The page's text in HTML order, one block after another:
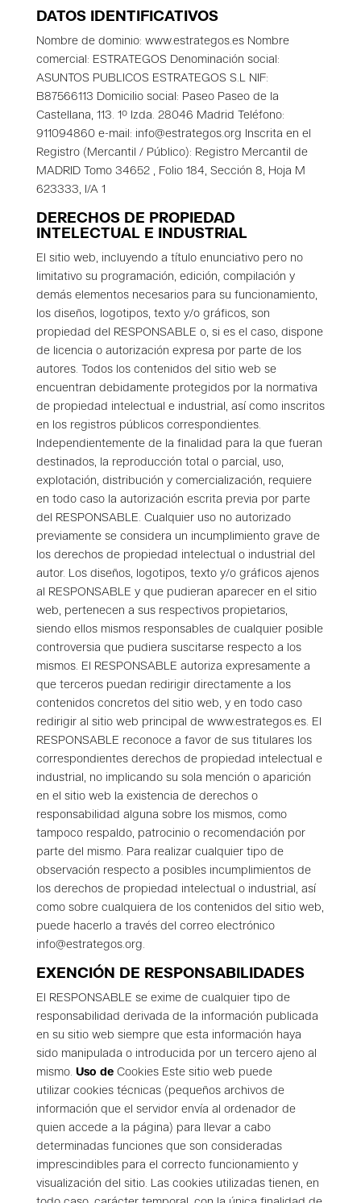
DATOS IDENTIFICATIVOS
Nombre de dominio: www.estrategos.es Nombre
comercial: ESTRATEGOS Denominación social:
ASUNTOS PUBLICOS ESTRATEGOS S.L NIF:
B87566113 Domicilio social: Paseo Paseo de la
Castellana, 113. 1º Izda. 28046 Madrid Teléfono:
911094860 e-mail: info@estrategos.org Inscrita en el
Registro (Mercantil / Público): Registro Mercantil de
MADRID Tomo 34652 , Folio 184, Sección 8, Hoja M
623333, I/A 1
DERECHOS DE PROPIEDAD
INTELECTUAL E INDUSTRIAL
El sitio web, incluyendo a título enunciativo pero no
limitativo su programación, edición, compilación y
demás elementos necesarios para su funcionamiento,
los diseños, logotipos, texto y/o gráficos, son
propiedad del RESPONSABLE o, si es el caso, dispone
de licencia o autorización expresa por parte de los
autores. Todos los contenidos del sitio web se
encuentran debidamente protegidos por la normativa
de propiedad intelectual e industrial, así como inscritos
en los registros públicos correspondientes.
Independientemente de la finalidad para la que fueran
destinados, la reproducción total o parcial, uso,
explotación, distribución y comercialización, requiere
en todo caso la autorización escrita previa por parte
del RESPONSABLE. Cualquier uso no autorizado
previamente se considera un incumplimiento grave de
los derechos de propiedad intelectual o industrial del
autor. Los diseños, logotipos, texto y/o gráficos ajenos
al RESPONSABLE y que pudieran aparecer en el sitio
web, pertenecen a sus respectivos propietarios,
siendo ellos mismos responsables de cualquier posible
controversia que pudiera suscitarse respecto a los
mismos. El RESPONSABLE autoriza expresamente a
que terceros puedan redirigir directamente a los
contenidos concretos del sitio web, y en todo caso
redirigir al sitio web principal de www.estrategos.es. El
RESPONSABLE reconoce a favor de sus titulares los
correspondientes derechos de propiedad intelectual e
industrial, no implicando su sola mención o aparición
en el sitio web la existencia de derechos o
responsabilidad alguna sobre los mismos, como
tampoco respaldo, patrocinio o recomendación por
parte del mismo. Para realizar cualquier tipo de
observación respecto a posibles incumplimientos de
los derechos de propiedad intelectual o industrial, así
como sobre cualquiera de los contenidos del sitio web,
puede hacerlo a través del correo electrónico
info@estrategos.org.
EXENCIÓN DE RESPONSABILIDADES
El RESPONSABLE se exime de cualquier tipo de
responsabilidad derivada de la información publicada
en su sitio web siempre que esta información haya
sido manipulada o introducida por un tercero ajeno al
mismo. Uso de Cookies Este sitio web puede
utilizar cookies técnicas (pequeños archivos de
información que el servidor envía al ordenador de
quien accede a la página) para llevar a cabo
determinadas funciones que son consideradas
imprescindibles para el correcto funcionamiento y
visualización del sitio. Las cookies utilizadas tienen, en